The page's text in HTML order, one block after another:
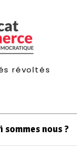
révoltés
sommes nous ?